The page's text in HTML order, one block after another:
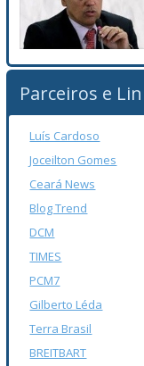
Parceiros e
Luís Cardoso
Joceilton Gomes
Ceará News
Blog Trend
DCM
TIMES
PCM7
Gilberto Léda
Terra Brasil
BREITBART